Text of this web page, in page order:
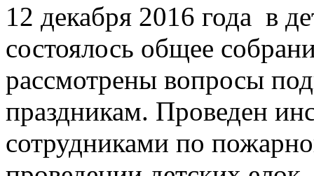
12 декабря 2016 года в
состоялось общее
рассмотрены вопросы
праздникам. Проведен
сотрудниками по